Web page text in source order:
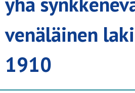
venäläinen
1910